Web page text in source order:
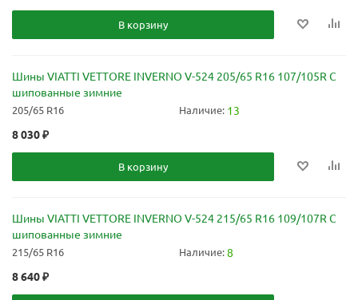
В корзину
Шины VIATTI VETTORE INVERNO V-524 205/65 R16 107/105R C
шипованные зимние
205/65 R16 Наличие: 13
8 030₽
В корзину
Шины VIATTI VETTORE INVERNO V-524 215/65 R16 109/107R C
шипованные зимние
215/65 R16 Наличие:8
8 640₽